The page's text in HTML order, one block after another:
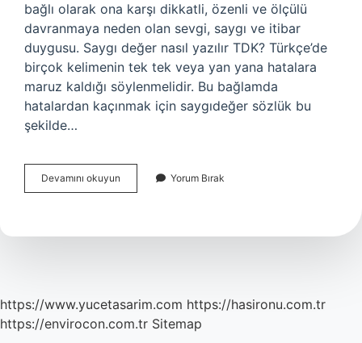
bağlı olarak ona karşı dikkatli, özenli ve ölçülü
davranmaya neden olan sevgi, saygı ve itibar
duygusu. Saygı değer nasıl yazılır TDK? Türkçe’de
birçok kelimenin tek tek veya yan yana hatalara
maruz kaldığı söylenmelidir. Bu bağlamda
hatalardan kaçınmak için saygıdeğer sözlük bu
şekilde…
Devamını okuyun
Nasıl
Yorum Bırak
https://www.yucetasarim.com https://hasironu.com.tr
https://envirocon.com.tr Sitemap